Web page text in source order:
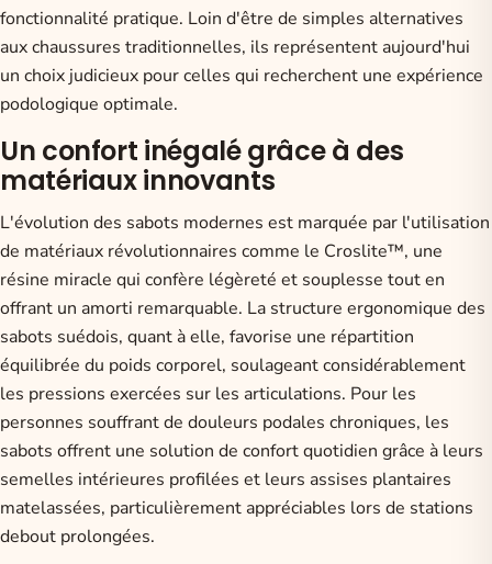
fonctionnalité pratique. Loin d'être de simples alternatives
aux chaussures traditionnelles, ils représentent aujourd'hui
un choix judicieux pour celles qui recherchent une expérience
podologique optimale.
Un confort inégalé grâce à des
matériaux innovants
L'évolution des sabots modernes est marquée par l'utilisation
de matériaux révolutionnaires comme le Croslite™, une
résine miracle qui confère légèreté et souplesse tout en
offrant un amorti remarquable. La structure ergonomique des
sabots suédois, quant à elle, favorise une répartition
équilibrée du poids corporel, soulageant considérablement
les pressions exercées sur les articulations. Pour les
personnes souffrant de douleurs podales chroniques, les
sabots offrent une solution de confort quotidien grâce à leurs
semelles intérieures profilées et leurs assises plantaires
matelassées, particulièrement appréciables lors de stations
debout prolongées.